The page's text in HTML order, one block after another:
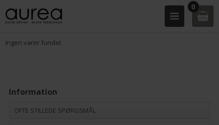
0
Ingen varer fundet
Information
OFTE STILLEDE SPØRGSMÅL